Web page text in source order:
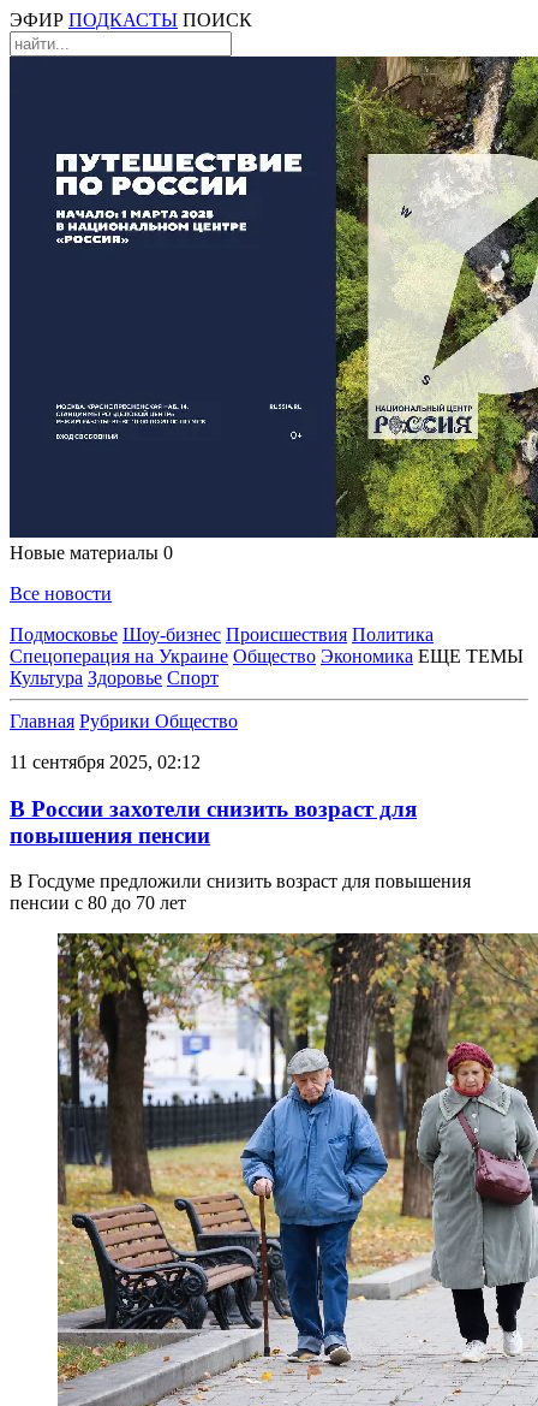
ЭФИР ПОДКАСТЫ ПОИСК
Новые материалы 0
Все новости
Подмосковье Шоу-бизнес Происшествия Политика
Спецоперация на Украине Общество Экономика ЕЩЕ ТЕМЫ
Культура Здоровье Спорт
Главная Рубрики Общество
11 сентября 2025, 02:12
В России захотели снизить возраст для
повышения пенсии
В Госдуме предложили снизить возраст для повышения
пенсии с 80 до 70 лет